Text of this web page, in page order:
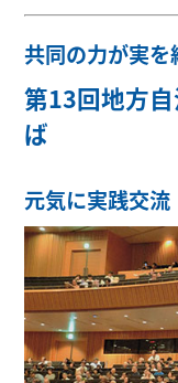
共同の力が実を
第13回地方
ば
元気に実践交流